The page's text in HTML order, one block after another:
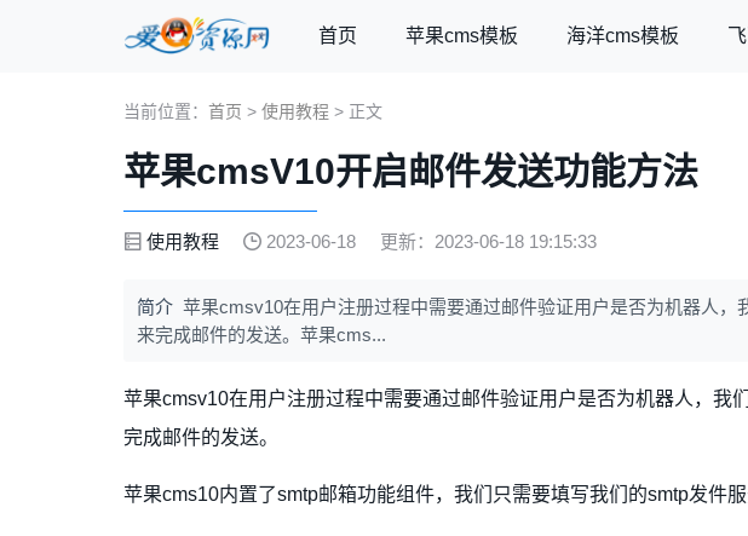
首页 苹果cms模板 海洋cms模板
当前位置： 首页 > 使用教程 > 正文
苹果cmsV10开启邮件发送功能方法
使用教程 2023-06-18 更新：2023-06-18 19:15:33
简介 苹果cmsv10在用户注册过程中需要通过邮件验证用户是否为机器人，
来完成邮件的发送。苹果cms...
苹果cmsv10在用户注册过程中需要通过邮件验证用户是否为机器人，我
完成邮件的发送。
苹果cms10内置了smtp邮箱功能组件，我们只需要填写我们的smtp发件